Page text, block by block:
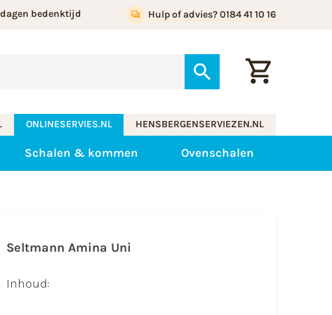
dagen bedenktijd Hulp of advies? 0184 41 10 16
ONLINESERVIES.NL HENSBERGENSERVIEZEN.NL
Schalen & kommen Ovenschalen
Seltmann Amina Uni
Inhoud: